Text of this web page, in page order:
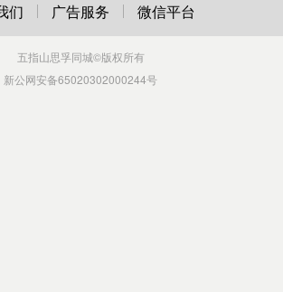
们 广告服务 微信平台
五指山思孚同城©版权所有
新公网安备65020302000244号